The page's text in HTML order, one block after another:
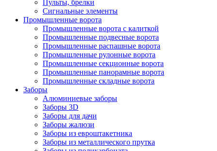
Пульты, брелки
Сигнальные элементы
Промышленные ворота
Промышленные ворота с калиткой
Промышленные подвесные ворота
Промышленные распашные ворота
Промышленные рулонные ворота
Промышленные секционные ворота
Промышленные панорамные ворота
Промышленные складные ворота
Заборы
Алюминиевые заборы
Заборы 3D
Заборы для дачи
Заборы жалюзи
Заборы из евроштакетника
Заборы из металлического прутка